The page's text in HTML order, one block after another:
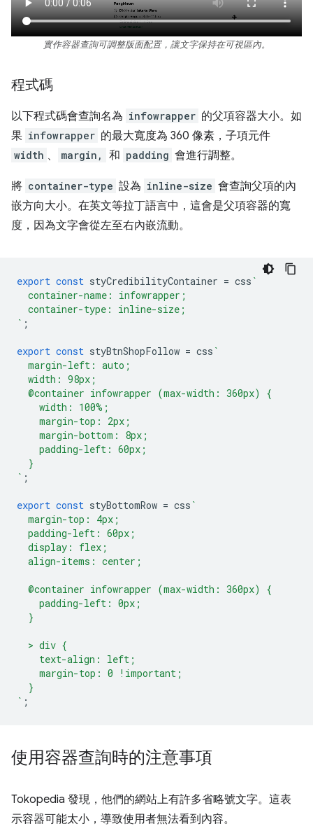
實作容器查詢可調整版面配置，讓文字保持在可視區內。
程式碼
以下程式碼會查詢名為 infowrapper 的父項容器大小。如
果 infowrapper 的最大寬度為 360 像素，子項元件
width 、 margin, 和 padding 會進行調整。
將 container-type 設為 inline-size 會查詢父項的內
嵌方向大小。在英文等拉丁語言中，這會是父項容器的寬
度，因為文字會從左至右內嵌流動。
export const styCredibilityContainer = css `
  container-name: infowrapper;
  container-type: inline-size;
` ;
export const styBtnShopFollow = css `
  margin-left: auto;
  width: 98px;
  @container infowrapper (max-width: 360px) {
    width: 100%;
    margin-top: 2px;
    margin-bottom: 8px;
    padding-left: 60px;
  }
` ;
export const styBottomRow = css `
  margin-top: 4px;
  padding-left: 60px;
  display: flex;
  align-items: center;
  @container infowrapper (max-width: 360px) {
    padding-left: 0px;
  }
  > div {
    text-align: left;
    margin-top: 0 !important;
  }
` ;
使用容器查詢時的注意事項
Tokopedia 發現，他們的網站上有許多省略號文字。這表
示容器可能太小，導致使用者無法看到內容。